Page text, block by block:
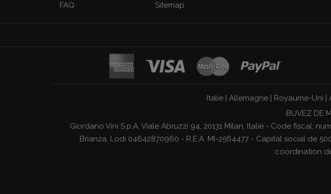
FAQ
Sitemap
Italie | Allemagne | Royaume-Uni |
BUVEZ DE
Giordano Vini S.p.A. Viale Abruzzi 94, 20131 Milan, Italie - Code fiscal,
Brianza, Lodi 04642870960 - R.E.A. MI-2564477 - Capital social de
coordination